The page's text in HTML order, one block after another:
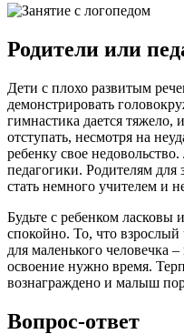
Родители или
Дети с плохо развитым
демонстрировать
гимнастика дается тяжело,
отступать, несмотря на
ребенку свое
педагогики. Родителям для
стать немного учителем и
Будьте с ребенком ласковы
спокойно. То, что
для маленького человечка
освоение нужно время.
вознаграждено и малыш
Вопрос-ответ